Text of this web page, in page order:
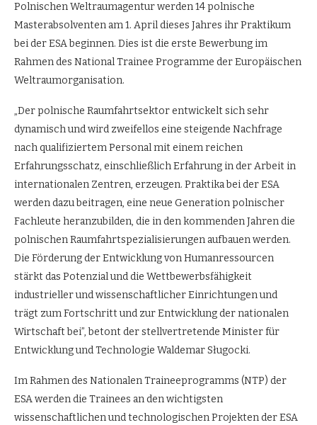
Polnischen Weltraumagentur werden 14 polnische
Masterabsolventen am 1. April dieses Jahres ihr Praktikum
bei der ESA beginnen. Dies ist die erste Bewerbung im
Rahmen des National Trainee Programme der Europäischen
Weltraumorganisation.
„Der polnische Raumfahrtsektor entwickelt sich sehr
dynamisch und wird zweifellos eine steigende Nachfrage
nach qualifiziertem Personal mit einem reichen
Erfahrungsschatz, einschließlich Erfahrung in der Arbeit in
internationalen Zentren, erzeugen. Praktika bei der ESA
werden dazu beitragen, eine neue Generation polnischer
Fachleute heranzubilden, die in den kommenden Jahren die
polnischen Raumfahrtspezialisierungen aufbauen werden.
Die Förderung der Entwicklung von Humanressourcen
stärkt das Potenzial und die Wettbewerbsfähigkeit
industrieller und wissenschaftlicher Einrichtungen und
trägt zum Fortschritt und zur Entwicklung der nationalen
Wirtschaft bei”, betont der stellvertretende Minister für
Entwicklung und Technologie Waldemar Sługocki.
Im Rahmen des Nationalen Traineeprogramms (NTP) der
ESA werden die Trainees an den wichtigsten
wissenschaftlichen und technologischen Projekten der ESA